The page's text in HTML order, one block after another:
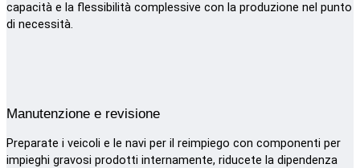
capacità e la flessibilità complessive con la produzione nel punto
di necessità.
Manutenzione e revisione
Preparate i veicoli e le navi per il reimpiego con componenti per
impieghi gravosi prodotti internamente, riducete la dipendenza